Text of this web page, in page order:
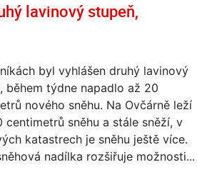
lavinový stupeň,
byl vyhlášen druhý lavinový
během týdne napadlo až 20
nového sněhu. Na Ovčárně leží
centimetrů sněhu a stále sněží, v
katastrech je sněhu ještě více.
nadílka rozšiřuje možnosti...